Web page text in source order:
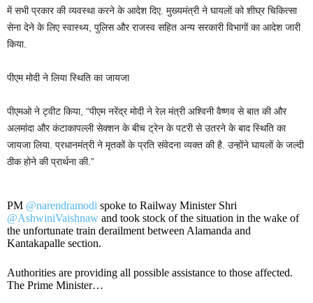
में सभी प्रकार की व्यवस्था करने के आदेश दिए. मुख्यमंत्री ने घायलों को शीघ्र चिकित्सा
सेना देने के लिए स्वास्थ्य, पुलिस और राजस्व सहित अन्य सरकारी विभागों का आदेश जारी
किया.
पीएम मोदी ने लिया स्थिति का जायजा
पीएमओ ने ट्वीट किया, “पीएम नरेंद्र मोदी ने रेल मंत्री अश्विनी वैष्णव से बात की और
अलमांदा और कंटाकापल्ली सेक्शन के बीच ट्रेन के पटरी से उतरने के बाद स्थिति का
जायजा लिया. प्रधानमंत्री ने मृतकों के प्रति संवेदना व्यक्त की है. उन्होंने घायलों के जल्दी
ठीक होने की प्रार्थना की.”
PM @narendramodi spoke to Railway Minister Shri
@AshwiniVaishnaw and took stock of the situation in the wake of
the unfortunate train derailment between Alamanda and
Kantakapalle section.
Authorities are providing all possible assistance to those affected.
The Prime Minister…